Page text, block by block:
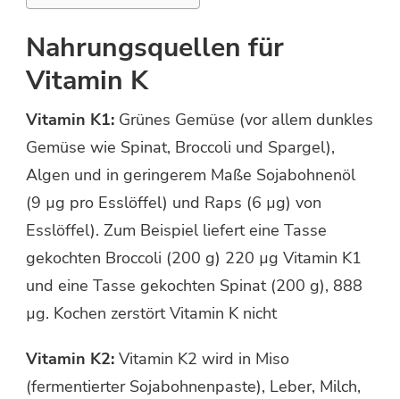
Nahrungsquellen für
Vitamin K
Vitamin K1: Grünes Gemüse (vor allem dunkles
Gemüse wie Spinat, Broccoli und Spargel),
Algen und in geringerem Maße Sojabohnenöl
(9 µg pro Esslöffel) und Raps (6 µg) von
Esslöffel). Zum Beispiel liefert eine Tasse
gekochten Broccoli (200 g) 220 µg Vitamin K1
und eine Tasse gekochten Spinat (200 g), 888
µg. Kochen zerstört Vitamin K nicht
Vitamin K2: Vitamin K2 wird in Miso
(fermentierter Sojabohnenpaste), Leber, Milch,